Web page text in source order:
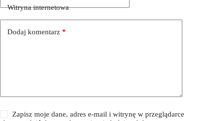
Witryna internetowa
Dodaj komentarz *
Zapisz moje dane, adres e-mail i witrynę w przeglądarce